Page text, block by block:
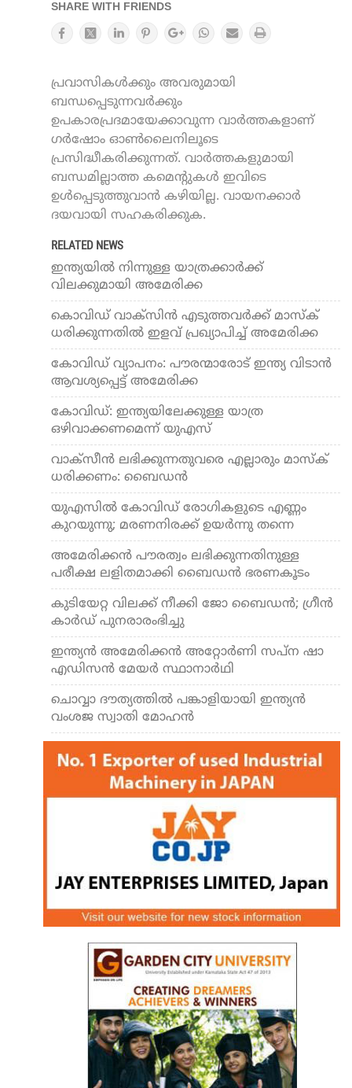
SHARE WITH FRIENDS
പ്രവാസികൾക്കും അവരുമായി
ബന്ധപ്പെടുന്നവർക്കും
ഉപകാരപ്രദമായേക്കാവുന്ന വാർത്തകളാണ്
ഗർഷോം ഓൺലൈനിലൂടെ
പ്രസിദ്ധീകരിക്കുന്നത്. വാർത്തകളുമായി
ബന്ധമില്ലാത്ത കമെന്റുകൾ ഇവിടെ
ഉൾപ്പെടുത്തുവാൻ കഴിയില്ല. വായനക്കാർ
ദയവായി സഹകരിക്കുക.
RELATED NEWS
ഇന്ത്യയില്‍ നിന്നുള്ള യാത്രക്കാര്‍ക്ക്
വിലക്കുമായി അമേരിക്ക
കൊവിഡ് വാക്സിന്‍ എടുത്തവര്‍ക്ക് മാസ്‌ക്
ധരിക്കുന്നതില്‍ ഇളവ് പ്രഖ്യാപിച്ച് അമേരിക്ക
കോവിഡ് വ്യാപനം: പൗരന്മാരോട് ഇന്ത്യ വിടാന്‍
ആവശ്യപ്പെട്ട് അമേരിക്ക
കോവിഡ്: ഇന്ത്യയിലേക്കുള്ള യാത്ര
ഒഴിവാക്കണമെന്ന് യുഎസ്
വാക്‌സീന്‍ ലഭിക്കുന്നതുവരെ എല്ലാരും മാസ്‌ക്
ധരിക്കണം: ബൈഡന്‍
യുഎസില്‍ കോവിഡ് രോഗികളുടെ എണ്ണം
കുറയുന്നു; മരണനിരക്ക് ഉയര്‍ന്നു തന്നെ
അമേരിക്കന്‍ പൗരത്വം ലഭിക്കുന്നതിനുള്ള
പരീക്ഷ ലളിതമാക്കി ബൈഡന്‍ ഭരണകൂടം
കുടിയേറ്റ വിലക്ക് നീക്കി ജോ ബൈഡന്‍; ഗ്രീന്‍
കാര്‍ഡ് പുനരാരംഭിച്ചു
ഇന്ത്യന്‍ അമേരിക്കന്‍ അറ്റോര്‍ണി സപ്ന ഷാ
എഡിസന്‍ മേയര്‍ സ്ഥാനാര്‍ഥി
ചൊവ്വാ ദൗത്യത്തില്‍ പങ്കാളിയായി ഇന്ത്യന്‍
വംശജ സ്വാതി മോഹന്‍